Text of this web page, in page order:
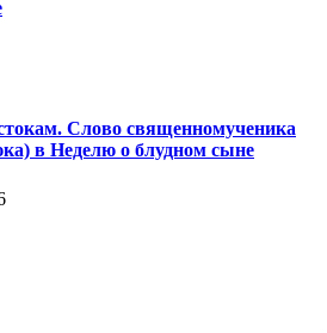
Слово священномученика
в Неделю о блудном сыне